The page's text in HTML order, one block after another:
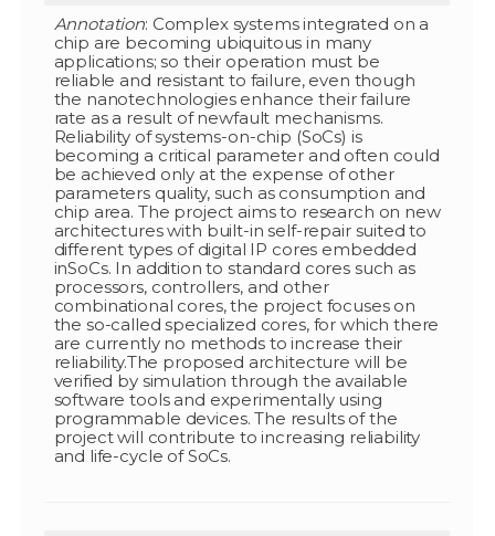
Annotation: Complex systems integrated on a
chip are becoming ubiquitous in many
applications; so their operation must be
reliable and resistant to failure, even though
the nanotechnologies enhance their failure
rate as a result of newfault mechanisms.
Reliability of systems-on-chip (SoCs) is
becoming a critical parameter and often could
be achieved only at the expense of other
parameters quality, such as consumption and
chip area. The project aims to research on new
architectures with built-in self-repair suited to
different types of digital IP cores embedded
inSoCs. In addition to standard cores such as
processors, controllers, and other
combinational cores, the project focuses on
the so-called specialized cores, for which there
are currently no methods to increase their
reliability.The proposed architecture will be
verified by simulation through the available
software tools and experimentally using
programmable devices. The results of the
project will contribute to increasing reliability
and life-cycle of SoCs.